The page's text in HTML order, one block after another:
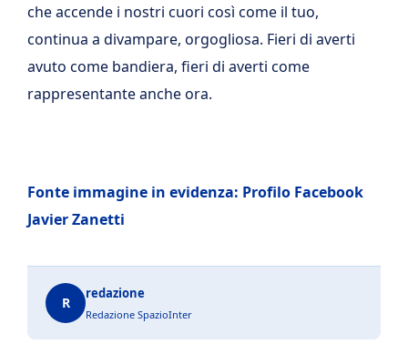
che accende i nostri cuori così come il tuo,
continua a divampare, orgogliosa. Fieri di averti
avuto come bandiera, fieri di averti come
rappresentante anche ora.
Fonte immagine in evidenza: Profilo Facebook
Javier Zanetti
R
redazione
Redazione SpazioInter